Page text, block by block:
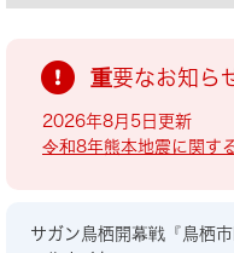
重要なお知ら
2026年8月5日更新
令和8年熊本地震に関す
サガン鳥栖開幕戦『鳥栖